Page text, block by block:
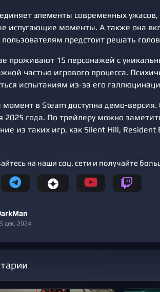
элементы современных
испугающие моменты. А также она
пользователям предстоит решать
проживают 15 персонажей с
частью игрового процесса.
испытаниям из-за его
в Steam доступна демо-
2025 года. По трейлеру можно
из таких игр, как Silent Hill, Resident
на наши соц. сети и получайте
дек. 2024